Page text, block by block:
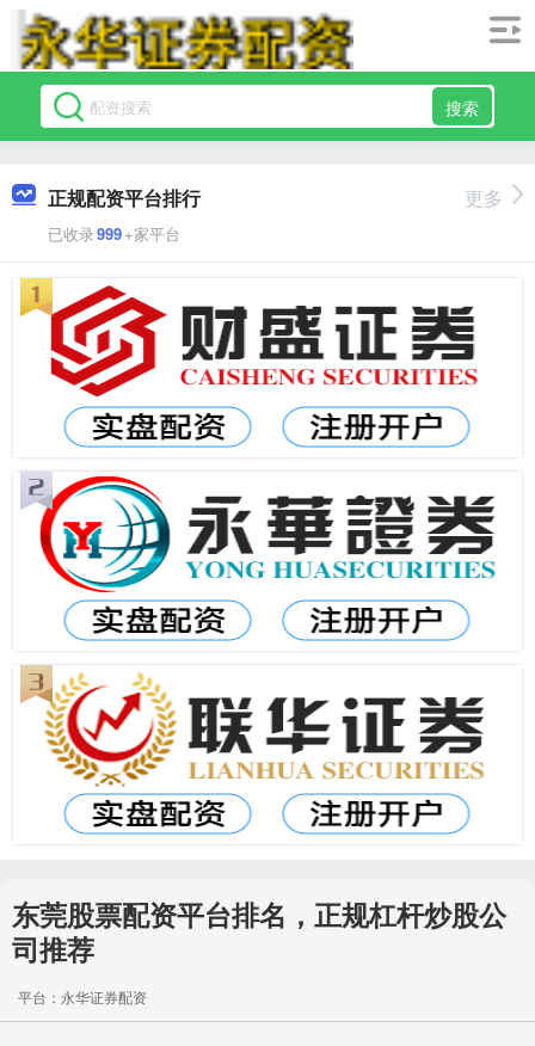
搜索
正规配资平台排行
已收录999+家平台
更多
东莞股票配资平台排名，正规杠杆炒股公
司推荐
平台：永华证券配资